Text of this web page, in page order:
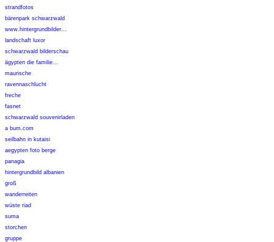
strandfotos
bärenpark schwarzwald
www.hintergrundbilder...
landschaft luxor
schwarzwald bilderschau
ägypten die familie...
maurische
ravennaschlucht
freche
fasnet
schwarzwald souvenirladen
a bum.com
seilbahn in kutaisi
aegypten foto berge
panagia
hintergrundbild albanien
groß
wanderreiten
wüste riad
suma
storchen
gruppe